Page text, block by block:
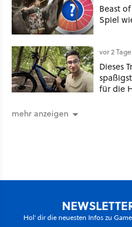
Beast
Spiel
vor 2
Dieses
für die
mehr anzeigen
Hol' dir die neuesten Infos zu